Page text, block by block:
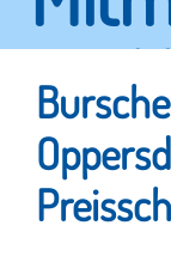
und
Hier
KUNO